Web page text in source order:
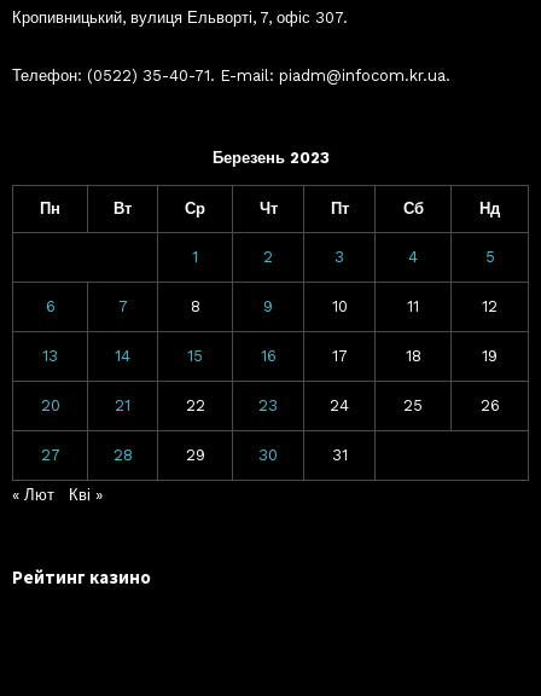
Кропивницький, вулиця Ельворті, 7, офіс 307.
Телефон: (0522) 35-40-71. E-mail: piadm@infocom.kr.ua.
Березень 2023
Пн Вт Ср Чт Пт Сб Нд
1 2 3 4 5
6 7 8 9 10 11 12
13 14 15 16 17 18 19
20 21 22 23 24 25 26
27 28 29 30 31
« Лют Кві »
Рейтинг казино